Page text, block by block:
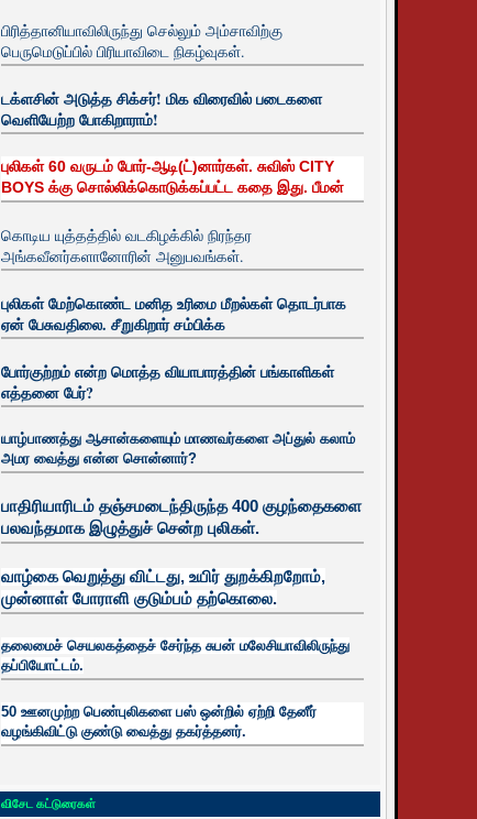
பிரித்தானியாவிலிருந்து செல்லும் அம்சாவிற்கு
பெருமெடுப்பில் பிரியாவிடை நிகழ்வுகள்.
டக்ளசின் அடுத்த சிக்சர்! மிக விரைவில் படைகளை
வெளியேற்ற போகிறாராம்!
புலிகள் 60 வருடம் போர்-ஆடி(ட்)னார்கள். சுவிஸ் CITY
BOYS க்கு சொல்லிக்கொடுக்கப்பட்ட கதை இது. பீமன்
கொடிய யுத்தத்தில் வடகிழக்கில் நிரந்தர
அங்கவீனர்களானோரின் அனுபவங்கள்.
புலிகள் மேற்கொண்ட மனித உரிமை மீறல்கள் தொடர்பாக
ஏன் பேசுவதிலை. சீறுகிறார் சம்பிக்க
போர்குற்றம் என்ற மொத்த வியாபாரத்தின் பங்காளிகள்
எத்தனை பேர்?
யாழ்பாணத்து ஆசான்களையும் மாணவர்களை அப்துல் கலாம்
அமர வைத்து என்ன சொன்னார்?
பாதிரியாரிடம் தஞ்சமடைந்திருந்த 400 குழந்தைகளை
பலவந்தமாக இழுத்துச் சென்ற புலிகள்.
வாழ்கை வெறுத்து விட்டது, உயிர் துறக்கிறறோம்,
முன்னாள் போராளி குடும்பம் தற்கொலை.
தலைமைச் செயலகத்தைச் சேர்ந்த சுபன் மலேசியாவிலிருந்து
தப்பியோட்டம்.
50 ஊனமுற்ற பெண்புலிகளை பஸ் ஒன்றில் ஏற்றி தேனீர்
வழங்கிவிட்டு குண்டு வைத்து தகர்த்தனர்.
விசேட கட்டுரைகள்